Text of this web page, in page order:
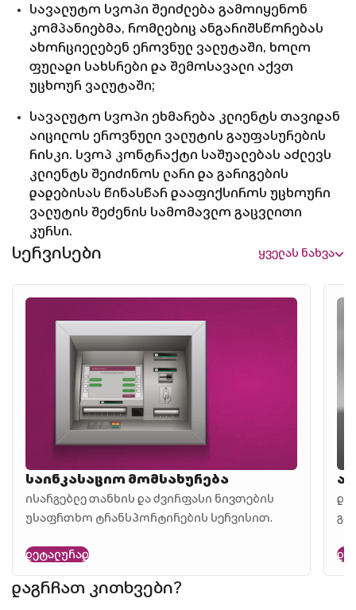
სავალუტო სვოპი შეიძლება გამოიყენონ
კომპანიებმა, რომლებიც ანგარიშსწორებას
ახორციელებენ ეროვნულ ვალუტაში, ხოლო
ფულადი სახსრები და შემოსავალი აქვთ
უცხოურ ვალუტაში;
სავალუტო სვოპი ეხმარება კლიენტს თავიდან
აიცილოს ეროვნული ვალუტის გაუფასურების
რისკი. სვოპ კონტრაქტი საშუალებას აძლევს
კლიენტს შეიძინოს ლარი და გარიგების
დადებისას წინასწარ დააფიქსიროს უცხოური
ვალუტის შეძენის სამომავლო გაცვლითი
კურსი.
სერვისები ყველას ნახვა
საინკასაციო მომსახურება
ისარგებლე თანხის და ძვირფასი ნივთების
უსაფრთხო ტრანსპორტირების სერვისით.
დეტალურად
დაგრჩათ კითხვები?